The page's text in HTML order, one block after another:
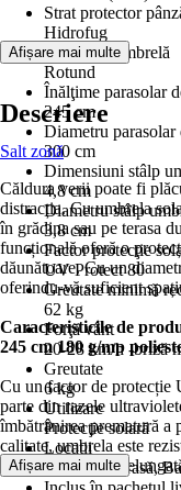
Strat protector
Hidrofug
Formă de umbrelă
Rotund
Înălţime parasolar
245 cm
Diametru parasolar
300 cm
Dimensiuni stâlp
4,8 cm
Diametru stâlp
3,8 cm
Factor protecţie
UV Protect 80
Greutate minimă
62 kg
Forţă vânt
20-28 km/h -briză
Greutate
6 kg
Utilizare
Protecţie solară
Locații
Grădină, Terasă,
Afișare mai multe
Descriere
Salt zonă
Căldura verii poate fi
distracția. Cu umbrela
în grădina sau pe terasa
funcțională oferă o
dăunătoare. Cu un
oferindu-vă suficient
Caracteristicile de
245 cm 180 g/mp
Cu un factor de protecție
parte din razele
îmbătrânirea prematură a
calitate, umbrela este
durată de viață
Afișare mai multe